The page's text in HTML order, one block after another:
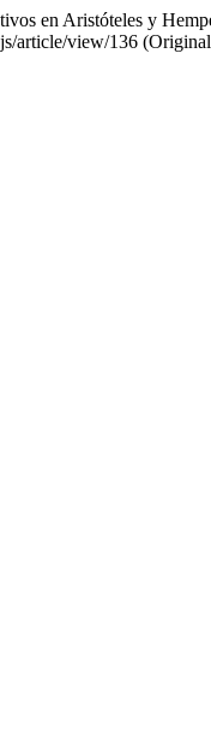
en Aristóteles y
article/view/136